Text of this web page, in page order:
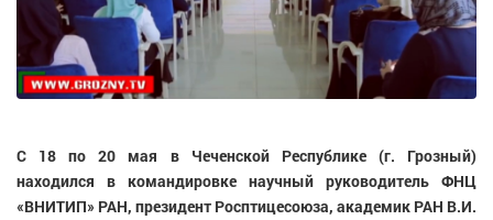
С 18 по 20 мая в Чеченской Республике (г. Грозный)
находился в командировке научный руководитель ФНЦ
«ВНИТИП» РАН, президент Росптицесоюза, академик РАН В.И.